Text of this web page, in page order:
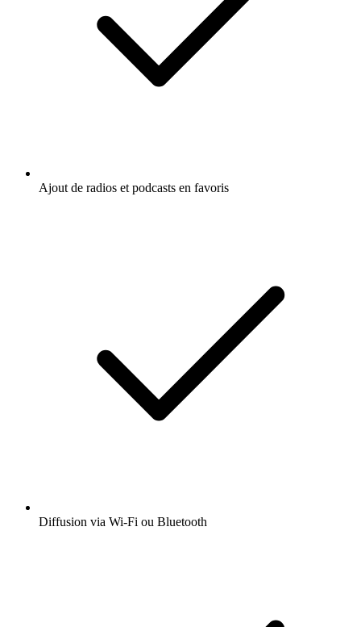
Ajout de radios et podcasts en favoris
Diffusion via Wi-Fi ou Bluetooth